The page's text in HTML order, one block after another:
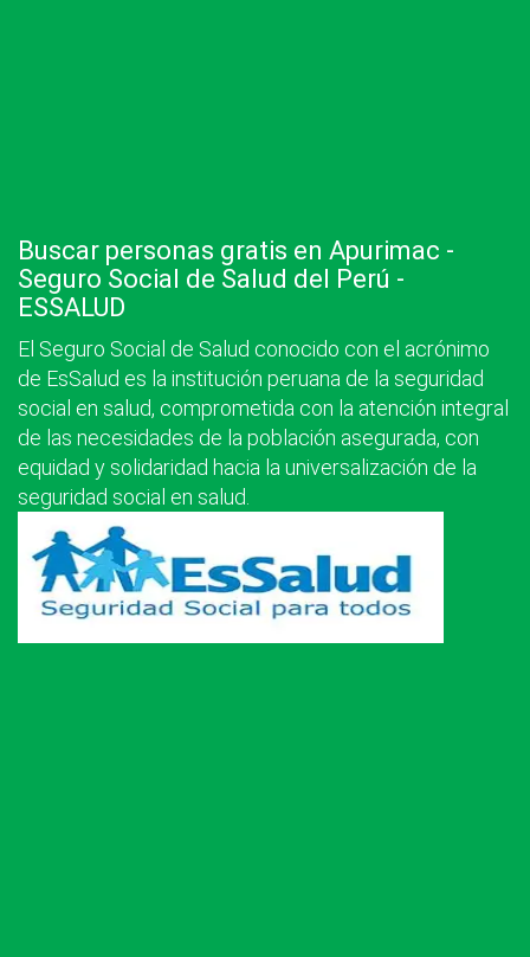
Buscar personas gratis en Apurimac -
Seguro Social de Salud del Perú -
ESSALUD
El Seguro Social de Salud conocido con el acrónimo
de EsSalud es la institución peruana de la seguridad
social en salud, comprometida con la atención integral
de las necesidades de la población asegurada, con
equidad y solidaridad hacia la universalización de la
seguridad social en salud.